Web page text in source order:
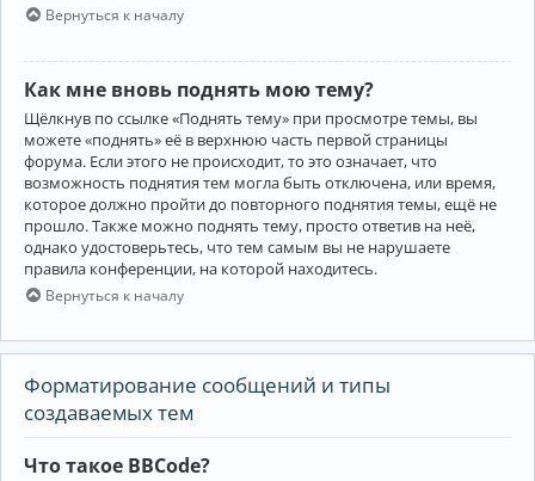
Вернуться к началу
Как мне вновь поднять мою тему?
Щёлкнув по ссылке «Поднять тему» при просмотре темы, вы
можете «поднять» её в верхнюю часть первой страницы
форума. Если этого не происходит, то это означает, что
возможность поднятия тем могла быть отключена, или время,
которое должно пройти до повторного поднятия темы, ещё не
прошло. Также можно поднять тему, просто ответив на неё,
однако удостоверьтесь, что тем самым вы не нарушаете
правила конференции, на которой находитесь.
Вернуться к началу
Форматирование сообщений и типы
создаваемых тем
Что такое BBCode?